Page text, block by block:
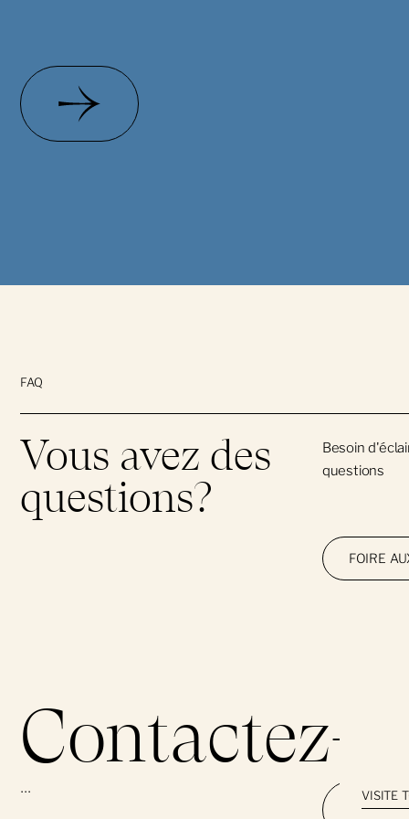
FAQ
Vous avez des
questions?
Besoin
questions
FOIRE
Contactez-
...
Prénom*
VISITE